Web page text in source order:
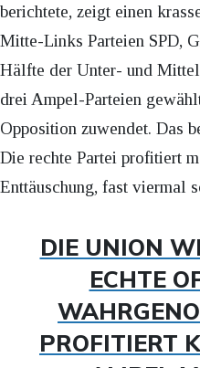
berichtete, zeigt einen
Mitte-Links Parteien SPD,
Hälfte der Unter- und
drei Ampel-Parteien
Opposition zuwendet. Das
Die rechte Partei profitiert
Enttäuschung, fast viermal
DIE UNION
ECHTE
PROFITIERT